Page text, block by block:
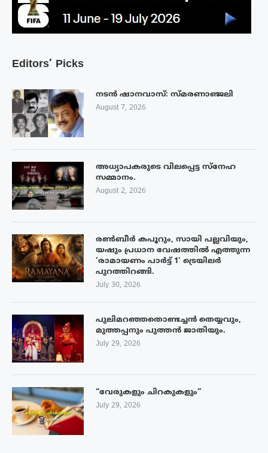
Editors’ Picks
നടൻ ഷാനവാസ്: സ്മരണാഞ്ജലി
August 7, 2026
അധ്യാപകരുടെ വിലപ്പെട്ട സ്നേഹ
സമ്മാനം.
August 2, 2026
രൺബീർ കപൂറും, സായി പല്ലവിയും,
യഷും പ്രധാന വേഷത്തിൽ എത്തുന്ന
‘രാമായണം പാർട്ട് 1’ ട്രെയിലർ
പുറത്തിറങ്ങി.
July 30, 2026
പുലിമറഞ്ഞതൊണ്ടച്ചൻ തെയ്യവും,
മുത്തപ്പനും പുത്തൻ ജാതിയും.
July 29, 2026
“വേരുകളും ചിറകുകളും”
July 29, 2026